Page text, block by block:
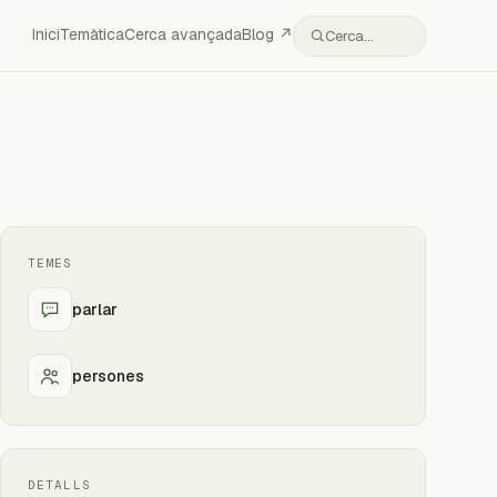
IniciTemàticaCerca avançadaBlog ↗ Cerca…
TEMES
parlar
persones
DETALLS